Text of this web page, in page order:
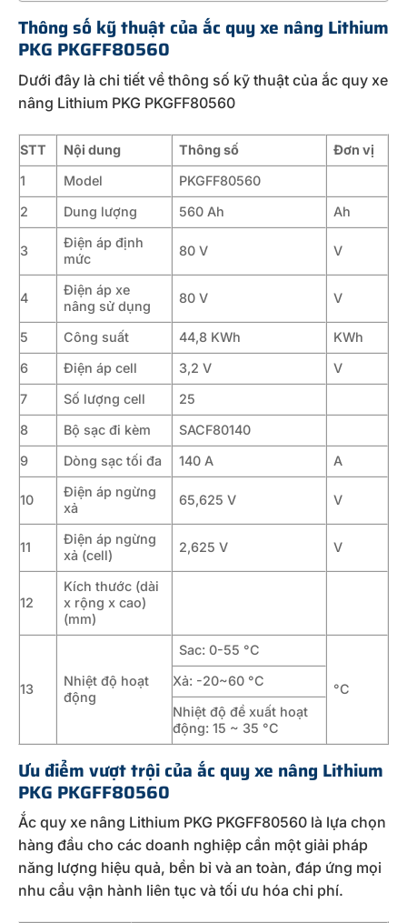
Thông số kỹ thuật của ắc quy xe nâng Lithium
PKG PKGFF80560
Dưới đây là chi tiết về thông số kỹ thuật của ắc quy xe
nâng Lithium PKG PKGFF80560
STT Nội dung Thông số
Đơn vị
1
Model
PKGFF80560
2
Dung lượng 560 Ah Ah
3
Điện áp định
mức
80 V V
4
Điện áp xe
nâng sử dụng
80 V V
5 Công suất 44,8 KWh
KWh
6
Điện áp cell 3,2 V
V
7
Số lượng cell
25
8
Bộ sạc đi kèm
SACF80140
9
Dòng sạc tối đa 140 A A
10
Điện áp ngừng
xả
65,625 V V
11
Điện áp ngừng
xả (cell)
2,625 V V
12
Kích thước (dài
x rộng x cao)
(mm)
13
Nhiệt độ hoạt
động
Sac: 0-55 °C
°C
Xả: -20~60 °C
Nhiệt độ đề xuất hoạt
động: 15 ~ 35 °C
Ưu điểm vượt trội của ắc quy xe nâng Lithium
PKG PKGFF80560
Ắc quy xe nâng Lithium PKG PKGFF80560 là lựa chọn
hàng đầu cho các doanh nghiệp cần một giải pháp
năng lượng hiệu quả, bền bỉ và an toàn, đáp ứng mọi
nhu cầu vận hành liên tục và tối ưu hóa chi phí.